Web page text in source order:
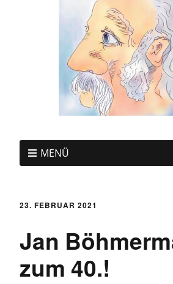
MENÜ
23. FEBRUAR 2021
Jan
zum 40.!